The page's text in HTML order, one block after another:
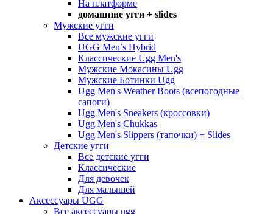
На платформе
домашние угги + slides
Мужские угги
Все мужские угги
UGG Men’s Hybrid
Классические Ugg Men's
Мужские Мокасины Ugg
Мужские Ботинки Ugg
Ugg Men's Weather Boots (всепогодные
сапоги)
Ugg Men's Sneakers (кроссовки)
Ugg Men's Chukkas
Ugg Men's Slippers (тапочки) + Slides
Детские угги
Все детские угги
Классические
Для девочек
Для малышей
Аксессуары UGG
Все аксессуары ugg